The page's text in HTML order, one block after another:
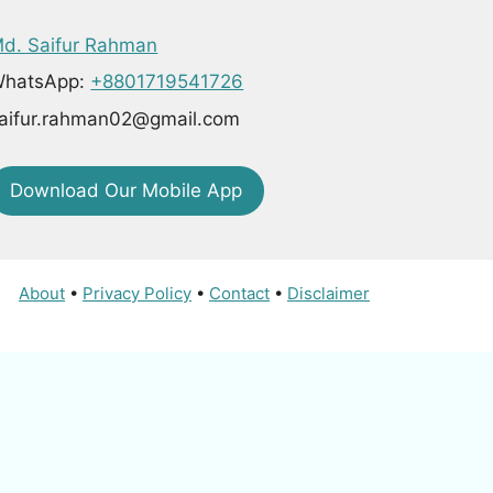
Saifur Rahman
+8801719541726
Download Our Mobile App
About • Privacy Policy • Contact • Disclaimer